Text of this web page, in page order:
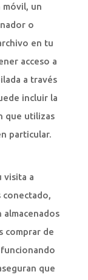
móvil, un
o
en tu
acceso a
a través
incluir la
que utilizas
particular.
visita a
conectado,
comprar de
que